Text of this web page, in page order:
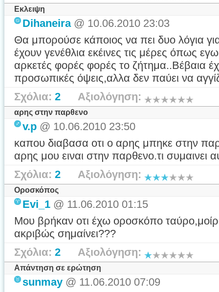
Εκλειψη
Dihaneira@ 10.06.2010 23:03
Θα μπορούσε κάποιος να πει δυο λόγια
έχουν γενέθλια εκέινες τις μέρες όπως
αρκετές φορές φορές το ζήτημα..Βέβαια
προσωπικές όψεις,αλλα δεν παύει να
Σχόλια: 2 Αξιολόγηση:
αρης στην παρθενο
v.p @ 10.06.2010 23:50
καπου διαβασα οτι ο αρης μπηκε στην
αρης μου ειναι στην παρθενο.τι συμαινει
Σχόλια: 2 Αξιολόγηση:
Οροσκόπος
Evi_1 @ 11.06.2010 01:15
Μου βρήκαν οτι έχω οροσκόπο
ακριβώς σημαίνει???
Σχόλια: 2 Αξιολόγηση:
Απάντηση σε ερώτηση
sunmay @ 11.06.2010 07:09